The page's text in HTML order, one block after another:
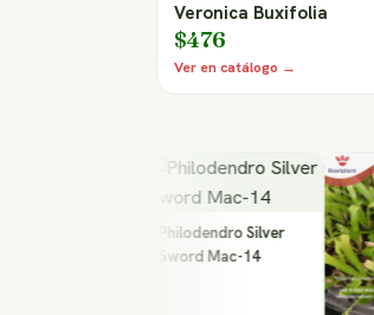
Veronica Buxifolia
$476
Ver en catálogo →
Philodendro Silver
Sword Mac-14